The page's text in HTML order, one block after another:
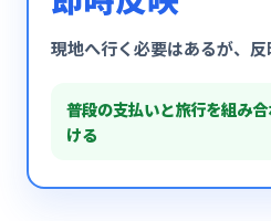
現地へ行く必要はあるが、反
普段の支払いと旅行を組み
ける